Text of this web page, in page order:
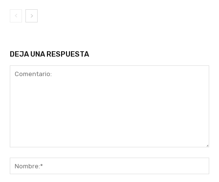
DEJA UNA RESPUESTA